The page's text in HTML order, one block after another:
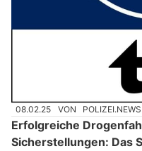
08.02.25 VON
Erfolgreiche
Sicherstellungen: Das